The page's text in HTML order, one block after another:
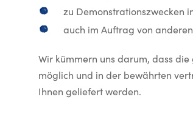
zu Demonstrationszwecken
auch im Auftrag von
Wir kümmern uns darum, dass
möglich und in der bewährten
Ihnen geliefert werden.